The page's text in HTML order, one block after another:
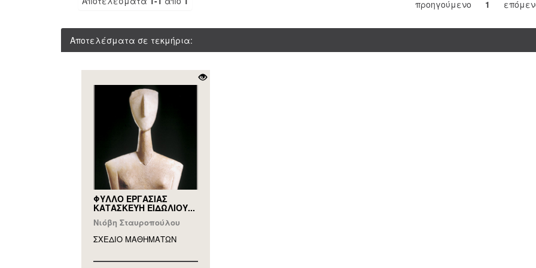
προηγούμενο 1
Αποτελέσματα σε τεκμήρια:
ΦΥΛΛΟ ΕΡΓΑΣΙΑΣ
ΚΑΤΑΣΚΕΥΗ ΕΙΔΩΛΙΟΥ...
Νιόβη Σταυροπούλου
ΣΧΕΔΙΟ ΜΑΘΗΜAΤΩΝ